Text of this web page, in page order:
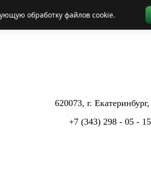
620073, г. Екатеринбург,
+7 (343) 298 - 05 -
обработку файлов cookie.